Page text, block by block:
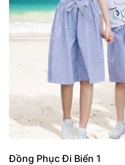
Đồng Phục Đi Biển 1